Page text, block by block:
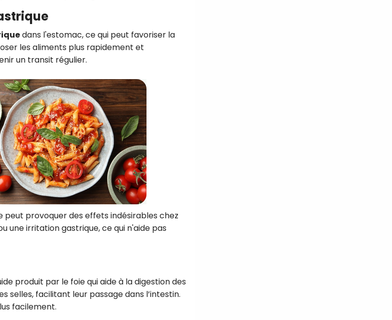
dans l'estomac, ce qui peut favoriser la
les aliments plus rapidement et
un transit régulier.
provoquer des effets indésirables chez
une irritation gastrique, ce qui n'aide pas
produit par le foie qui aide à la digestion des
selles, facilitant leur passage dans l’intestin.
facilement.